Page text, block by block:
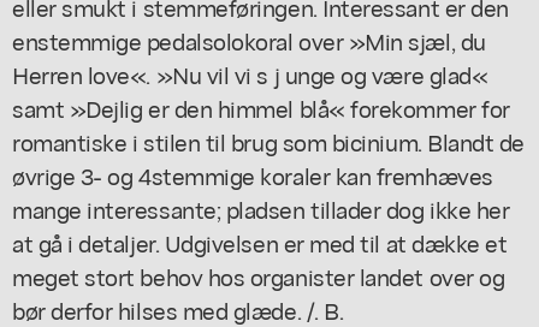
enstemmige pedalsolokoral over »Min sjæl, du
Herren love«. »Nu vil vi s j unge og være glad«
samt »Dejlig er den himmel blå« forekommer for
romantiske i stilen til brug som bicinium. Blandt de
øvrige 3- og 4stemmige koraler kan fremhæves
mange interessante; pladsen tillader dog ikke her
at gå i detaljer. Udgivelsen er med til at dække et
meget stort behov hos organister landet over og
bør derfor hilses med glæde. /. B.